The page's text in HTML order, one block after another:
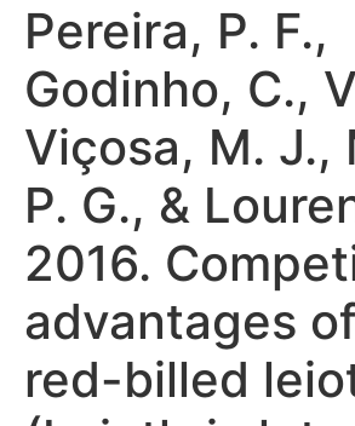
Pereira, P. F.,
Godinho, C.,
Viçosa, M. J.,
P. G., &
2016.
advantages
red-billed